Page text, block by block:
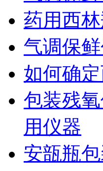
药用西
气调保
如何确
包装残
用仪器
安瓿瓶